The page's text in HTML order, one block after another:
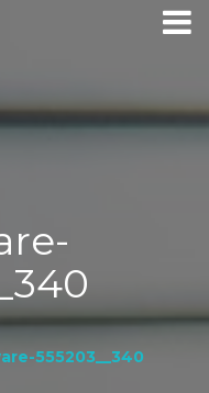
555203__340